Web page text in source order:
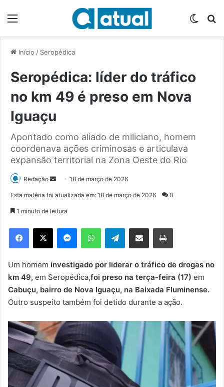
Início / Seropédica
Seropédica: líder do tráfico
no km 49 é preso em Nova
Iguaçu
Apontado como aliado de miliciano, homem
coordenava ações criminosas e articulava
expansão territorial na Zona Oeste do Rio
Redação
d
e
m
e
-
m
a
l
18 de março de 2026
Esta matéria foi atualizada em: 18 de março de 2026 0
1 minuto de leitura
Telegram
Um homem investigado por liderar o tráfico de drogas no
km 49, em Seropédica,foi preso na terça-feira (17) em
Cabuçu, bairro de Nova Iguaçu, na Baixada Fluminense.
Outro suspeito também foi detido durante a ação.